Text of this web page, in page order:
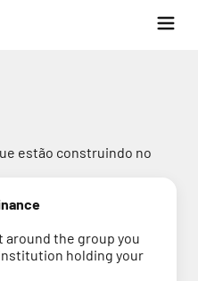
estão construindo no
around the group you
holding your